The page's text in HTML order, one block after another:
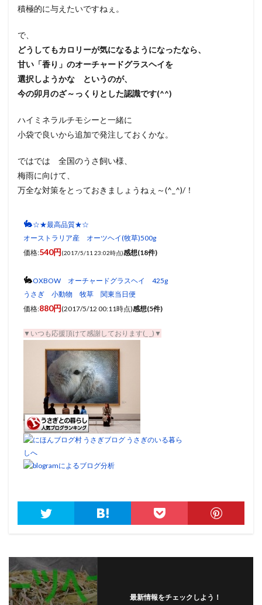
積極的に与えたいですねぇ。
で、
どうしてもカロリーが気になるようになったなら、
甘い「香り」のオーチャードグラスヘイを
選択しようかな というのが、
今の卯月のざ～っくりとした認識です(^^)
ハイミネラルチモシーと一緒に
小袋で良いから追加で発注しておくかな。
ではでは 全国のうさ飼い様、
梅雨に向けて、
万全な対策をとっておきましょうねぇ～(^_^)/！
🐇☆★最高品質★☆
オーストラリア産 オーツヘイ(牧草)500g
価格:540円 (2017/5/11 23:02時点)感想(18件)
🐇OXBOW オーチャードグラスヘイ 425g
うさぎ 小動物 牧草 関東当日便
価格:880円(2017/5/12 00:11時点)感想(5件)
▼いつも応援頂けて感謝しております(_ _)▼
最新情報をチェックしよう！